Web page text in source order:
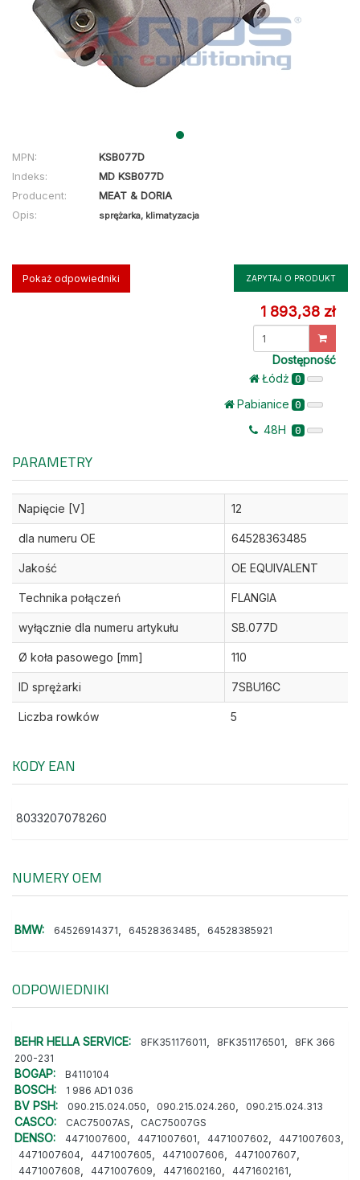
MPN:
KSB077D
Indeks:
MD KSB077D
Producent:
MEAT & DORIA
Opis:
sprężarka, klimatyzacja
Pokaż odpowiedniki ZAPYTAJ O PRODUKT
1 893,38 zł
Dostępność
Łódż 0
Pabianice 0
48H 0
PARAMETRY
Napięcie [V] 12
dla numeru OE 64528363485
Jakość OE EQUIVALENT
Technika połączeń FLANGIA
wyłącznie dla numeru artykułu SB.077D
Ø koła pasowego [mm] 110
ID sprężarki 7SBU16C
Liczba rowków 5
KODY EAN
8033207078260
NUMERY OEM
BMW: 64526914371 64528363485 64528385921
ODPOWIEDNIKI
BEHR HELLA SERVICE: 8FK351176011 8FK351176501
8FK 366
200-231
BOGAP: B4110104
BOSCH: 1 986 AD1 036
BV PSH: 090.215.024.050 090.215.024.260 090.215.024.313
CASCO: CAC75007AS CAC75007GS
DENSO: 4471007600 4471007601 4471007602 4471007603
4471007604 4471007605 4471007606 4471007607
4471007608 4471007609 4471602160 4471602161